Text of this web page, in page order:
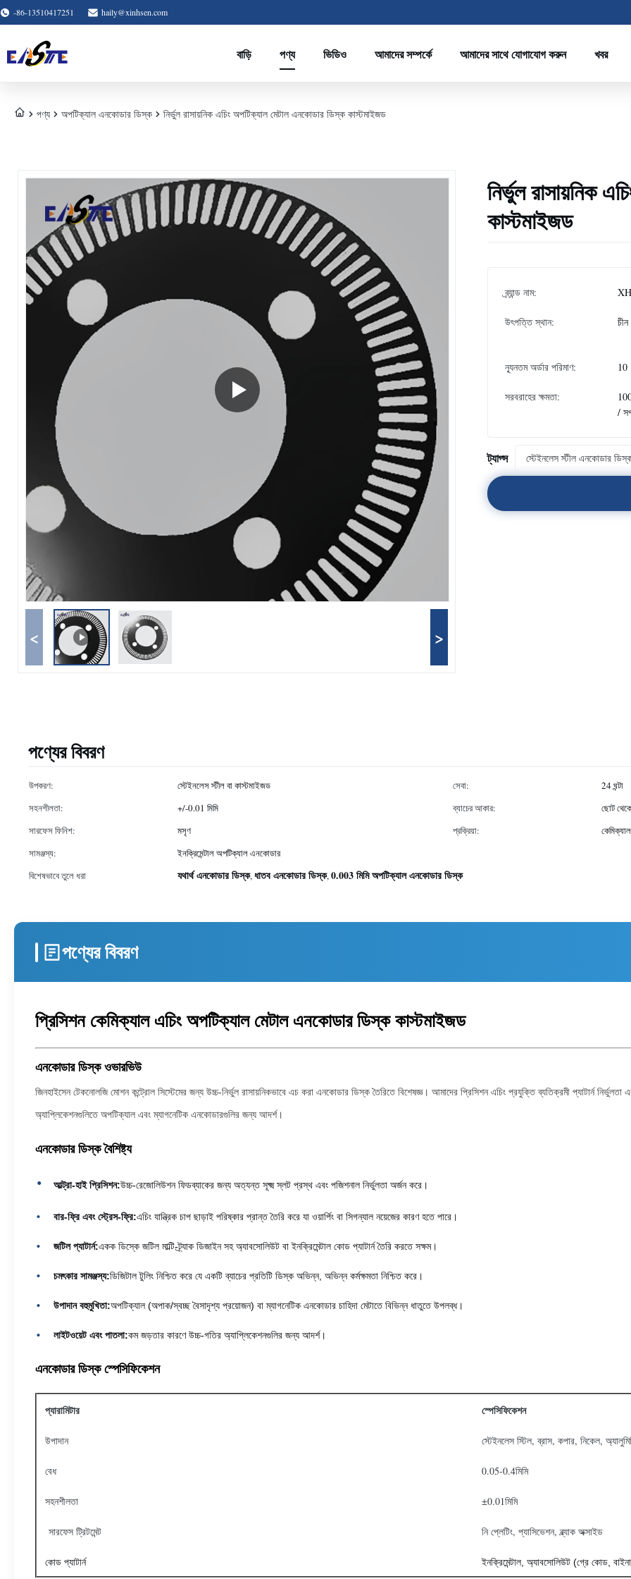
-86-13510417251 haily@xinhsen.com
বাড়ি পণ্য ভিডিও আমাদের সম্পর্কে আমাদের সাথে যোগাযোগ করুন খবর
পণ্য অপটিক্যাল এনকোডার ডিস্ক নির্ভুল রাসায়নিক এচিং অপটিক্যাল মেটাল এনকোডার ডিস্ক কাস্টমাইজড
< >
নির্ভুল রাসায়নিক
কাস্টমাইজড
ব্র্যান্ড নাম:
উৎপত্তি স্থান: চীন
ন্যূনতম অর্ডার পরিমাণ: 10
সরবরাহের ক্ষমতা:
/
ট্যাগ্স স্টেইনলেস স্টীল এনকোডার
পণ্যের বিবরণ
উপকরণ: স্টেইনলেস স্টীল বা কাস্টমাইজড সেবা:
24 ঘন্টা
সহনশীলতা:
+/-0.01 মিমি ব্যাচের আকার:
ছোট
সারফেস ফিনিশ:
মসৃণ প্রক্রিয়া:
সামঞ্জস্য:
ইনক্রিমেন্টাল অপটিক্যাল এনকোডার
বিশেষভাবে তুলে ধরা
যথার্থ এনকোডার ডিস্ক,ধাতব এনকোডার ডিস্ক,0.003 মিমি অপটিক্যাল এনকোডার ডিস্ক
পণ্যের বিবরণ
প্রিসিশন কেমিক্যাল এচিং অপটিক্যাল মেটাল এনকোডার ডিস্ক কাস্টমাইজড
এনকোডার ডিস্ক ওভারভিউ
জিনহাইসেন টেকনোলজি মোশন কন্ট্রোল সিস্টেমের জন্য উচ্চ-নির্ভুল রাসায়নিকভাবে এচ করা এনকোডার ডিস্ক তৈরিতে বিশেষজ্ঞ। আমাদের প্রিসিশন এচিং প্রযুক্তি ব্যতিক্রমী প্যাটার্ন
অ্যাপ্লিকেশনগুলিতে অপটিক্যাল এবং ম্যাগনেটিক এনকোডারগুলির জন্য আদর্শ।
এনকোডার ডিস্ক বৈশিষ্ট্য
আল্ট্রা-হাই প্রিসিশন:উচ্চ-রেজোলিউশন ফিডব্যাকের জন্য অত্যন্ত সূক্ষ্ম স্লট প্রস্থ এবং পজিশনাল নির্ভুলতা অর্জন করে।
বার-ফ্রি এবং স্ট্রেস-ফ্রি:এচিং যান্ত্রিক চাপ ছাড়াই পরিষ্কার প্রান্ত তৈরি করে যা ওয়ার্পিং বা সিগন্যাল নয়েজের কারণ হতে পারে।
জটিল প্যাটার্ন:একক ডিস্কে জটিল মাল্টি-ট্র্যাক ডিজাইন সহ অ্যাবসোলিউট বা ইনক্রিমেন্টাল কোড প্যাটার্ন তৈরি করতে সক্ষম।
চমৎকার সামঞ্জস্য:ডিজিটাল টুলিং নিশ্চিত করে যে একটি ব্যাচের প্রতিটি ডিস্ক অভিন্ন, অভিন্ন কর্মক্ষমতা নিশ্চিত করে।
উপাদান বহুমুখিতা:অপটিক্যাল (অপাক/স্বচ্ছ বৈসাদৃশ্য প্রয়োজন) বা ম্যাগনেটিক এনকোডার চাহিদা মেটাতে বিভিন্ন ধাতুতে উপলব্ধ।
লাইটওয়েট এবং পাতলা:কম জড়তার কারণে উচ্চ-গতির অ্যাপ্লিকেশনগুলির জন্য আদর্শ।
এনকোডার ডিস্ক স্পেসিফিকেশন
প্যারামিটার স্পেসিফিকেশন
উপাদান স্টেইনলেস স্টিল, ব্রাস, কপার, নিকেল,
বেধ 0.05-0.4মিমি
সহনশীলতা ±0.01মিমি
সারফেস ট্রিটমেন্ট নি প্লেটিং, প্যাসিভেশন, ব্ল্যাক অক্সাইড
কোড প্যাটার্ন ইনক্রিমেন্টাল, অ্যাবসোলিউট (গ্রে কোড,